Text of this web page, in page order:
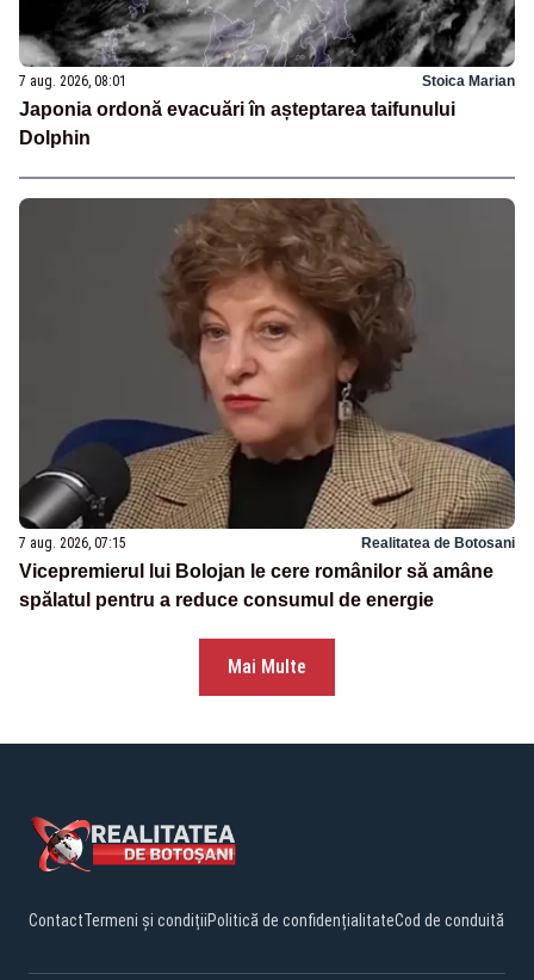
7 aug. 2026, 08:01 Stoica Marian
Japonia ordonă evacuări în așteptarea taifunului
Dolphin
7 aug. 2026, 07:15 Realitatea de Botosani
Vicepremierul lui Bolojan le cere românilor să amâne
spălatul pentru a reduce consumul de energie
Mai Multe
ContactTermeni și condițiiPolitică de confidențialitateCod de conduită